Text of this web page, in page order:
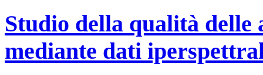
Studio della qualità delle
mediante dati